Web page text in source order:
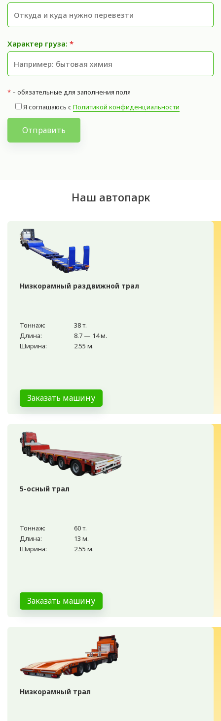
Характер груза: *
* – обязательные для заполнения поля
Я соглашаюсь с Политикой конфиденциальности
Отправить
Наш автопарк
Низкорамный раздвижной трал
Тоннаж:
38 т.
Длина:
8.7 — 14 м.
Ширина:
2.55 м.
Заказать машину
5-осный трал
Тоннаж:
60 т.
Длина:
13 м.
Ширина:
2.55 м.
Заказать машину
Низкорамный трал